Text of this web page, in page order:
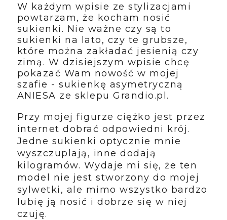
W każdym wpisie ze stylizacjami
powtarzam, że kocham nosić
sukienki. Nie ważne czy są to
sukienki na lato, czy te grubsze,
które można zakładać jesienią czy
zimą. W dzisiejszym wpisie chcę
pokazać Wam nowość w mojej
szafie - sukienkę asymetryczną
ANIESA ze sklepu Grandio.pl.
Przy mojej figurze ciężko jest przez
internet dobrać odpowiedni krój.
Jedne sukienki optycznie mnie
wyszczuplają, inne dodają
kilogramów. Wydaje mi się, że ten
model nie jest stworzony do mojej
sylwetki, ale mimo wszystko bardzo
lubię ją nosić i dobrze się w niej
czuję.